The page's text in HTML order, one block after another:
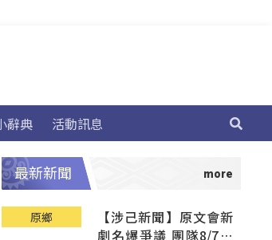
辭典 活動訊息
最新新聞
原鄉
【涉己新聞】原文會新
劇名爆爭議 團隊8/7赴